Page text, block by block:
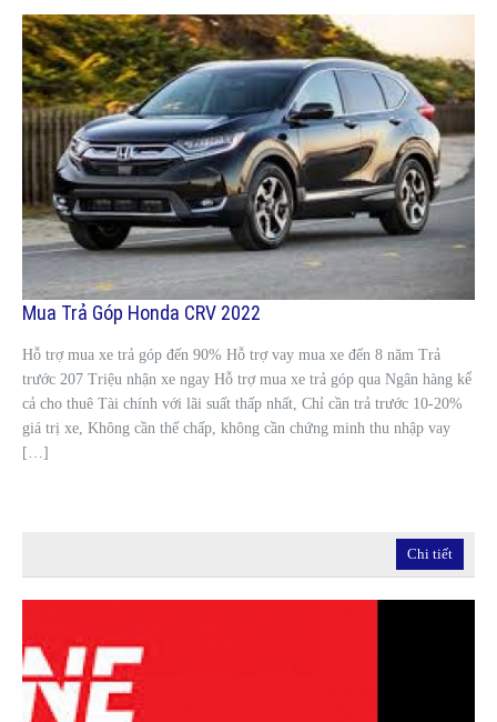
Mua Trả Góp Honda CRV 2022
Hỗ trợ mua xe trả góp đến 90% Hỗ trợ vay mua xe đến 8 năm Trả
trước 207 Triệu nhận xe ngay Hỗ trợ mua xe trả góp qua Ngân hàng kể
cả cho thuê Tài chính với lãi suất thấp nhất, Chỉ cần trả trước 10-20%
giá trị xe, Không cần thế chấp, không cần chứng minh thu nhập vay
[…]
Chi tiết